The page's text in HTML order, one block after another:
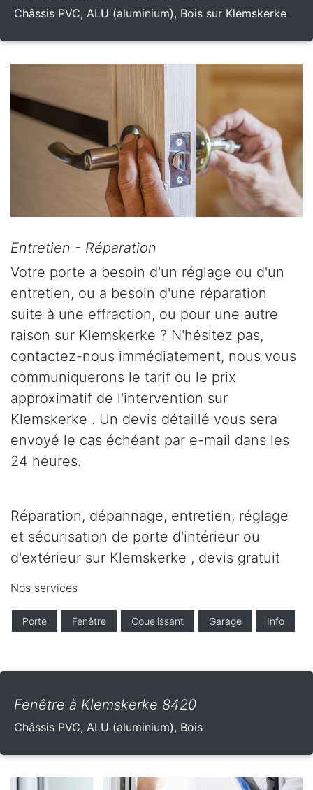
Châssis PVC, ALU (aluminium), Bois sur Klemskerke
Entretien - Réparation
Votre porte a besoin d'un réglage ou d'un
entretien, ou a besoin d'une réparation
suite à une effraction, ou pour une autre
raison sur Klemskerke ? N'hésitez pas,
contactez-nous immédiatement, nous vous
communiquerons le tarif ou le prix
approximatif de l'intervention sur
Klemskerke . Un devis détaillé vous sera
envoyé le cas échéant par e-mail dans les
24 heures.
Réparation, dépannage, entretien, réglage
et sécurisation de porte d'intérieur ou
d'extérieur sur Klemskerke , devis gratuit
Nos services
Porte Fenêtre Couelissant Garage Info
Fenêtre à Klemskerke 8420
Châssis PVC, ALU (aluminium), Bois